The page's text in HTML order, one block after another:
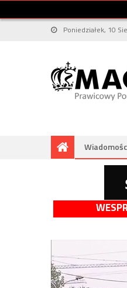
Poniedziałek, 10